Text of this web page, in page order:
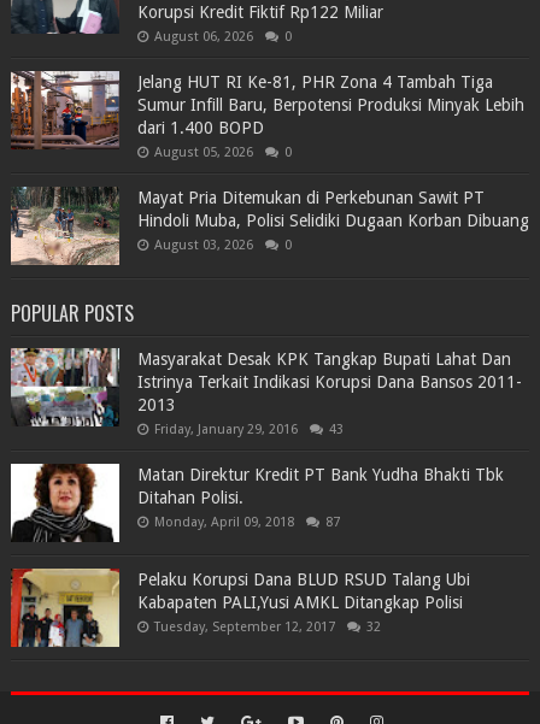
Korupsi Kredit Fiktif Rp122 Miliar
August 06, 2026 0
Jelang HUT RI Ke-81, PHR Zona 4 Tambah Tiga
Sumur Infill Baru, Berpotensi Produksi Minyak Lebih
dari 1.400 BOPD
August 05, 2026 0
Mayat Pria Ditemukan di Perkebunan Sawit PT
Hindoli Muba, Polisi Selidiki Dugaan Korban Dibuang
August 03, 2026 0
POPULAR POSTS
Masyarakat Desak KPK Tangkap Bupati Lahat Dan
Istrinya Terkait Indikasi Korupsi Dana Bansos 2011-
2013
Friday, January 29, 2016 43
Matan Direktur Kredit PT Bank Yudha Bhakti Tbk
Ditahan Polisi.
Monday, April 09, 2018 87
Pelaku Korupsi Dana BLUD RSUD Talang Ubi
Kabapaten PALI,Yusi AMKL Ditangkap Polisi
Tuesday, September 12, 2017 32